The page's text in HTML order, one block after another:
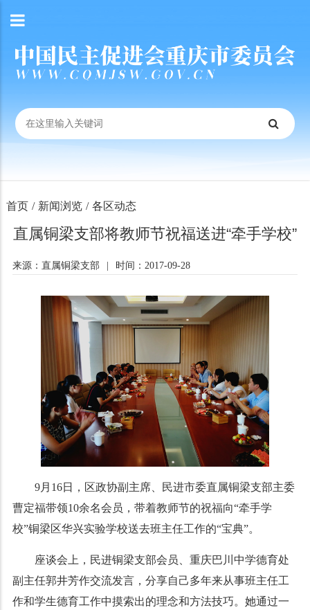
首页 / 新闻浏览 / 各区动态
直属铜梁支部将教师节祝福送进“牵手学校”
来源：直属铜梁支部 时间：2017-09-28
9月16日，区政协副主席、民进市委直属铜梁支部主委
曹定福带领10余名会员，带着教师节的祝福向“牵手学
校”铜梁区华兴实验学校送去班主任工作的“宝典”。
座谈会上，民进铜梁支部会员、重庆巴川中学德育处
副主任郭井芳作交流发言，分享自己多年来从事班主任工
作和学生德育工作中摸索出的理念和方法技巧。她通过一